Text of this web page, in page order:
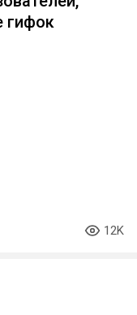
гифок
12K